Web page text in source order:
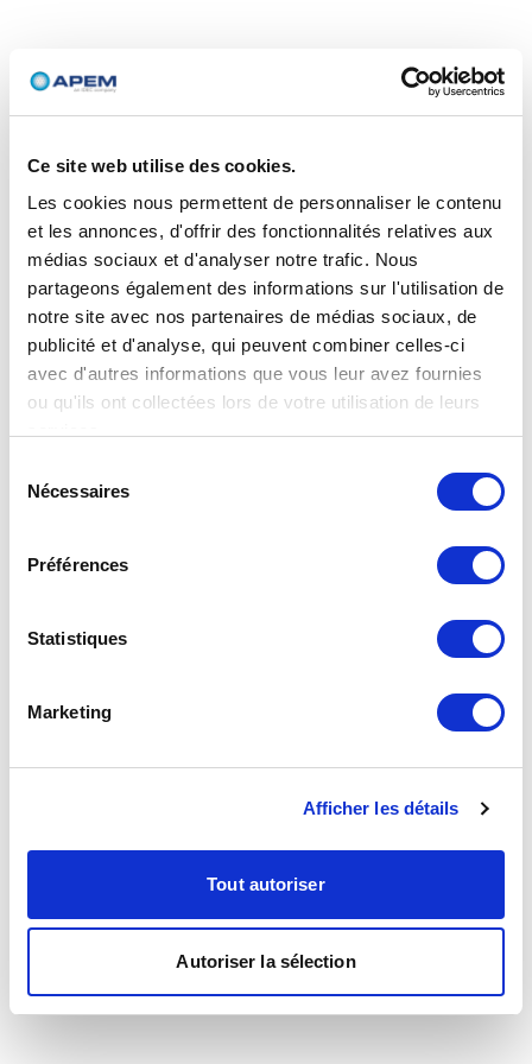
Ce site web utilise des cookies.
Les cookies nous permettent de personnaliser le contenu
et les annonces, d'offrir des fonctionnalités relatives aux
médias sociaux et d'analyser notre trafic. Nous
partageons également des informations sur l'utilisation de
notre site avec nos partenaires de médias sociaux, de
publicité et d'analyse, qui peuvent combiner celles-ci
avec d'autres informations que vous leur avez fournies
ou qu'ils ont collectées lors de votre utilisation de leurs
Nécessaires
Préférences
Statistiques
Marketing
Afficher les détails
Tout autoriser
Autoriser la sélection